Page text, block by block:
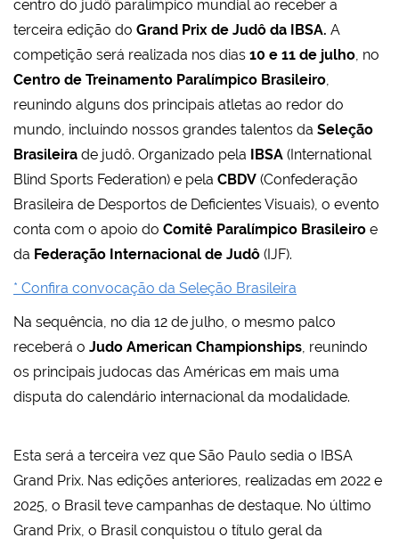
centro do judô paralímpico mundial ao receber a
terceira edição do Grand Prix de Judô da IBSA. A
competição será realizada nos dias 10 e 11 de julho, no
Centro de Treinamento Paralímpico Brasileiro,
reunindo alguns dos principais atletas ao redor do
mundo, incluindo nossos grandes talentos da Seleção
Brasileira de judô. Organizado pela IBSA (International
Blind Sports Federation) e pela CBDV (Confederação
Brasileira de Desportos de Deficientes Visuais), o evento
conta com o apoio do Comitê Paralímpico Brasileiro e
da Federação Internacional de Judô (IJF).
* Confira convocação da Seleção Brasileira
Na sequência, no dia 12 de julho, o mesmo palco
receberá o Judo American Championships, reunindo
os principais judocas das Américas em mais uma
disputa do calendário internacional da modalidade.
Esta será a terceira vez que São Paulo sedia o IBSA
Grand Prix. Nas edições anteriores, realizadas em 2022 e
2025, o Brasil teve campanhas de destaque. No último
Grand Prix, o Brasil conquistou o título geral da